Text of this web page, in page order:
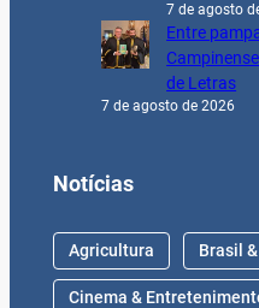
7 de agosto
Entre
de Letras
7 de agosto de 2026
Notícias
Agricultura Brasil
Cinema &